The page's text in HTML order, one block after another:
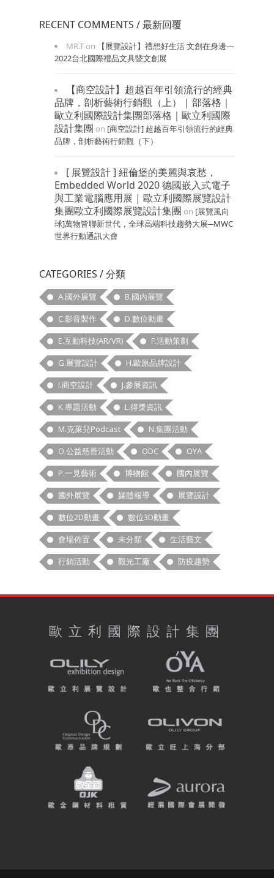
RECENT COMMENTS / 最新回覆
MR.T on
【展覽設計】禮想好生活 文創在身邊—
2022台北國際禮品文具暨文創展
【商空設計】超越百年引領流行的經典
品牌，剖析藝術行銷觀（上） | 部落格｜
歐立利國際設計集團部落格｜歐立利國際
設計集團 on [商空設計] 超越百年引領流行的經典
品牌，剖析藝術行銷觀（下）
[ 展覽設計 ] 紐倫堡的美麗與哀愁，
Embedded World 2020 德國嵌入式電子
與工業電腦應用展 | 歐立利國際展覽設計
集團歐立利國際展覽設計集團 on [展覽風向
球]萬物皆聯新世代，全球高端科技趨勢大展─MWC
世界行動通訊大會
CATEGORIES / 分類
A.國外展覽
B.國內展覽
C.影音製作
D.數位動畫
E.互動科技(AR/VR)
F.活動策劃
G.展覽設計
H.歐原品牌設計
I.商空設計
J.參展資訊
K.專題活動
L.得獎資訊
M.克萊兒Podcast
N.集團活動
O.公益慈善活動
ODC
OYA
P.一見藝術
博物館
國內展覽
國外展覽
媒體報導
展覽設計
數位2D動畫
數位3D動畫
會場佈置
未分類
生活藝文
行銷活動
觀光工廠 防疫趨勢
歐立利國際設計集團